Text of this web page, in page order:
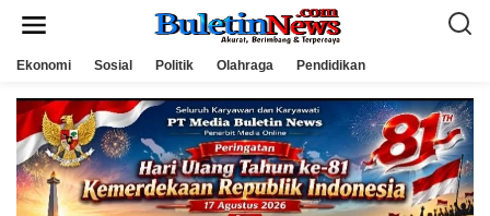
Ekonomi Sosial Politik Olahraga Pendidikan